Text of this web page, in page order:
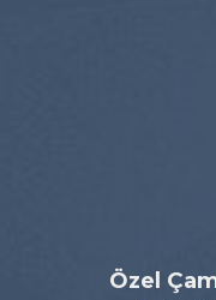
Özel